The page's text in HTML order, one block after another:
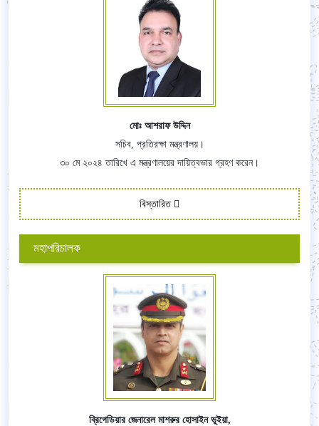
মোঃ আশরাফ উদ্দিন
সচিব, প্রতিরক্ষা মন্ত্রণালয়।
৩০ মে ২০২৪ তারিখে এ মন্ত্রণালয়ের দায়িত্বভার গ্রহণ করেন।
বিস্তারিত
মহাপরিচালক
ব্রিগেডিয়ার জেনারেল মাশরুর হোসাইন ভূইয়া,